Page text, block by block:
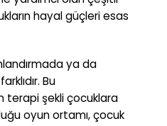
hayal güçleri esas
ya da
Bu
terapi şekli çocuklara
oyun ortamı, çocuk